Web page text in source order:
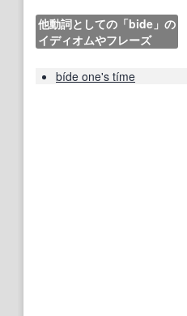
他動詞としての「bide」の
イディオムやフレーズ
bíde one's tíme